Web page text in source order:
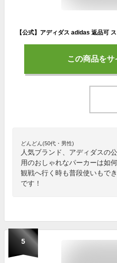
この商品をサ
どんどん(50代・男性)
人気ブランド、アディダスの
用のおしゃれなパーカーは如
観戦へ行く時も普段使いもで
です！
5